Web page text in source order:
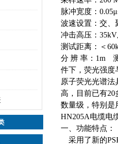
脉冲宽度： 0.05μ
波速设置：交、
冲击高压： 35kV
测试距离：＜
分 辨 率： 1m
件下，荧光强度
原子荧光光谱
高，目前已有
数量级，特别是
HN205A电缆电
一、功能特点：
采用了新的